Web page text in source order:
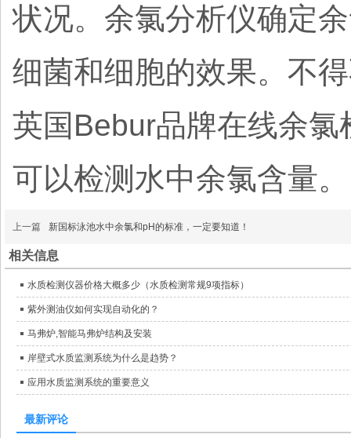
状况。余氯分析仪确定
细菌和细胞的效果。不
英国Bebur品牌在线余
可以检测水中余氯含量。
上一篇 新国标泳池水中余氯和pH的标准，一定要知道！
相关信息
水质检测仪器价格大概多少（水质检测常规9项指标）
紫外测油仪如何实现自动化的？
马弗炉,智能马弗炉结构及安装
岸壁式水质监测系统为什么是趋势？
应用水质监测系统的重要意义
最新评论